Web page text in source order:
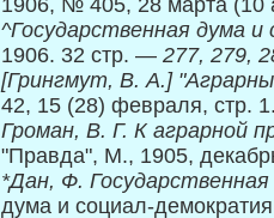
1906, № 405, 28 марта
^Государственная дума
1906. 32 стр. — 277, 279,
[Грингмут, В.Α.]
42, 15 (28) февраля, стр.
Громан, В. Г. К аграрной
"Правда", М., 1905,
*Дан, Ф.
дума и социал-